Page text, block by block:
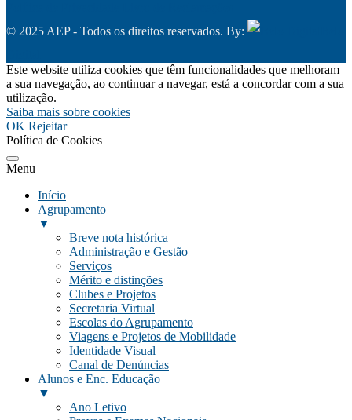
© 2025 AEP - Todos os direitos reservados. By:
Este website utiliza cookies que têm funcionalidades que melhoram
a sua navegação, ao continuar a navegar, está a concordar com a sua
utilização.
Saiba mais sobre cookies
OK Rejeitar
Política de Cookies
Menu
Início
Agrupamento
▼
Breve nota histórica
Administração e Gestão
Serviços
Mérito e distinções
Clubes e Projetos
Secretaria Virtual
Escolas do Agrupamento
Viagens e Projetos de Mobilidade
Identidade Visual
Canal de Denúncias
Alunos e Enc. Educação
▼
Ano Letivo